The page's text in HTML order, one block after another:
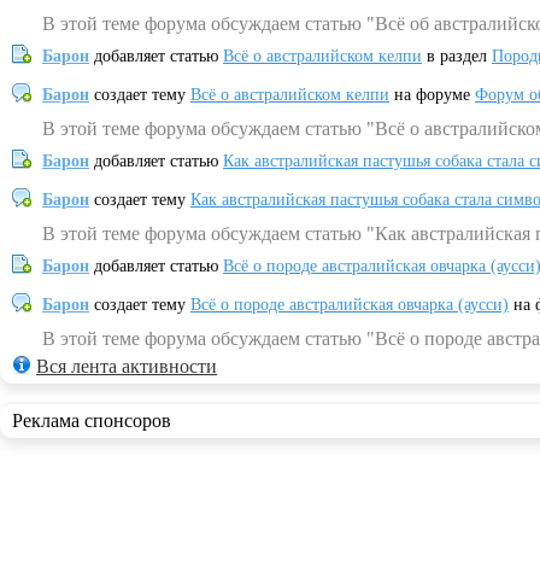
В этой теме форума обсуждаем статью "Всё об
Барон добавляет статью Всё о австралийском келпи в раздел
Барон создает тему Всё о австралийском келпи на форуме Форум
В этой теме форума обсуждаем статью "Всё о
Барон добавляет статью Как австралийская пастушья собака
Барон создает тему Как австралийская пастушья собака стала
В этой теме форума обсуждаем статью "Как
Барон добавляет статью Всё о породе австралийская овчарка (аусси)
Барон создает тему Всё о породе австралийская овчарка (аусси) на
В этой теме форума обсуждаем статью "Всё о породе
Вся лента активности
Реклама спонсоров